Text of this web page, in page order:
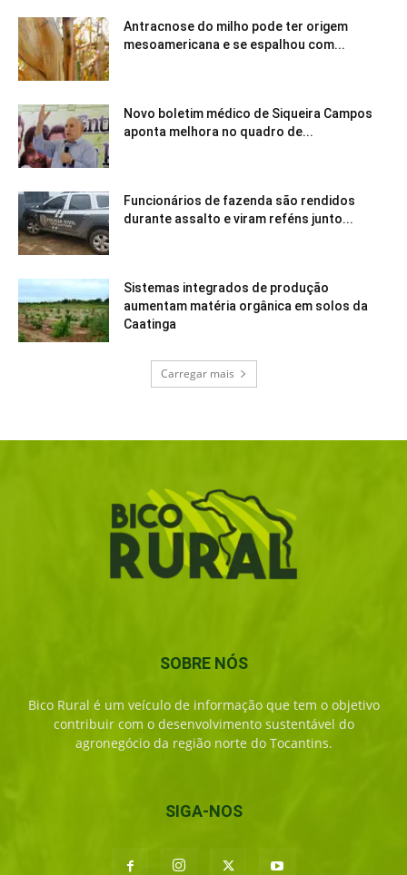
Antracnose do milho pode ter origem
mesoamericana e se espalhou com...
Novo boletim médico de Siqueira Campos
aponta melhora no quadro de...
Funcionários de fazenda são rendidos
durante assalto e viram reféns junto...
Sistemas integrados de produção
aumentam matéria orgânica em solos da
Caatinga
Carregar mais
SOBRE NÓS
Bico Rural é um veículo de informação que tem o objetivo
contribuir com o desenvolvimento sustentável do
agronegócio da região norte do Tocantins.
SIGA-NOS